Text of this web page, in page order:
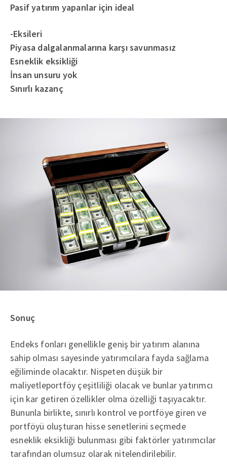
Pasif yatırım yapanlar için ideal
-Eksileri
Piyasa dalgalanmalarına karşı savunmasız
Esneklik eksikliği
İnsan unsuru yok
Sınırlı kazanç
Sonuç
Endeks fonları genellikle geniş bir yatırım alanına
sahip olması sayesinde yatırımcılara fayda sağlama
eğiliminde olacaktır. Nispeten düşük bir
maliyetleportföy çeşitliliği olacak ve bunlar yatırımcı
için kar getiren özellikler olma özelliği taşıyacaktır.
Bununla birlikte, sınırlı kontrol ve portföye giren ve
portföyü oluşturan hisse senetlerini seçmede
esneklik eksikliği bulunması gibi faktörler yatırımcılar
tarafından olumsuz olarak nitelendirilebilir.